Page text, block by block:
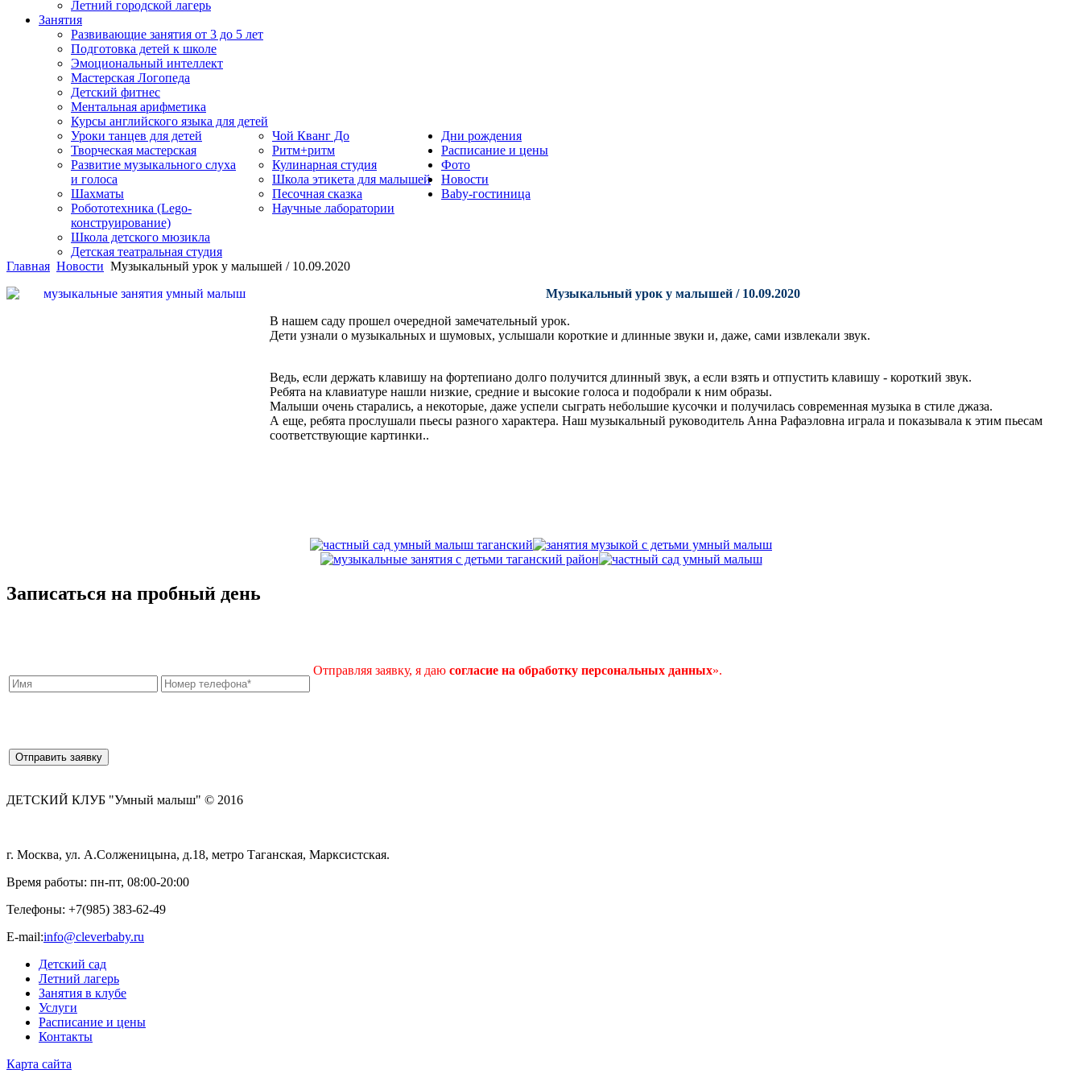
Летний городской лагерь
Занятия
Развивающие занятия от 3 до 5 лет
Подготовка детей к школе
Эмоциональный интеллект
Мастерская Логопеда
Детский фитнес
Ментальная арифметика
Курсы английского языка для детей
Уроки танцев для детей
Творческая мастерская
Развитие музыкального слуха
и голоса
Шахматы
Робототехника (Lego-
конструирование)
Школа детского мюзикла
Детская театральная студия
Чой Кванг До
Ритм+ритм
Кулинарная студия
Школа этикета для малышей
Песочная сказка
Научные лаборатории
Дни рождения
Расписание и цены
Фото
Новости
Baby-гостиница
Главная Новости Музыкальный урок у малышей / 10.09.2020
Музыкальный урок у малышей / 10.09.2020
В нашем саду прошел очередной замечательный урок.
Дети узнали о музыкальных и шумовых, услышали короткие и длинные звуки и, даже, сами извлекали звук.
Ведь, если держать клавишу на фортепиано долго получится длинный звук, а если взять и отпустить клавишу - короткий звук.
Ребята на клавиатуре нашли низкие, средние и высокие голоса и подобрали к ним образы.
Малыши очень старались, а некоторые, даже успели сыграть небольшие кусочки и получилась современная музыка в стиле джаза.
А еще, ребята прослушали пьесы разного характера. Наш музыкальный руководитель Анна Рафаэловна играла и показывала к этим пьесам
соответствующие картинки..
Записаться на пробный день
Отправляя заявку, я даю согласие на обработку персональных данных».
ДЕТСКИЙ КЛУБ "Умный малыш" © 2016
г. Москва, ул. А.Солженицына, д.18, метро Таганская, Марксистская.
Время работы: пн-пт, 08:00-20:00
Телефоны: +7(985) 383-62-49
E-mail:info@cleverbaby.ru
Детский сад
Летний лагерь
Занятия в клубе
Услуги
Расписание и цены
Контакты
Карта cайта